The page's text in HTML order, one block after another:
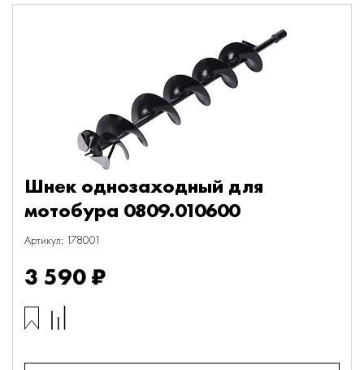
Шнек однозаходный для
мотобура 0809.010600
Артикул: 178001
3 590 ₽